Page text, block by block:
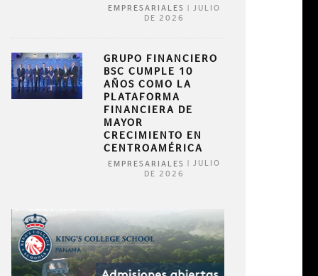
EMPRESARIALES
JULIO
DE 2026
GRUPO FINANCIERO
BSC CUMPLE 10
AÑOS COMO LA
PLATAFORMA
FINANCIERA DE
MAYOR
CRECIMIENTO EN
CENTROAMÉRICA
EMPRESARIALES
JULIO
DE 2026